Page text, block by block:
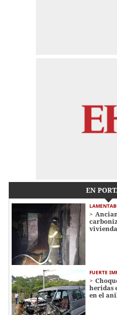
EN
FUERTE
heridas
en el